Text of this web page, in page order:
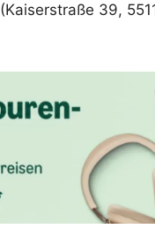
(Kaiserstraße 39,